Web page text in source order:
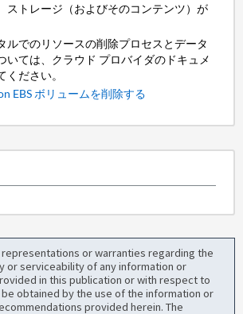
ストレージ（およびそのコンテンツ）が
ルでのリソースの削除プロセスとデータ
いては、クラウド プロバイダのドキュメ
ください。
EBS ボリュームを削除する
or warranties regarding the
or serviceability of any information or
in this publication or with respect to
obtained by the use of the information or
provided herein. The